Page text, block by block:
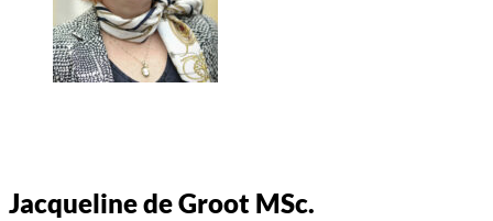
Jacqueline de Groot MSc.